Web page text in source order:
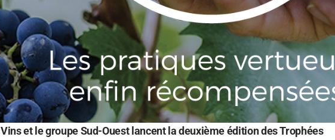
et le groupe Sud-Ouest lancent la deuxième édition des Trophées